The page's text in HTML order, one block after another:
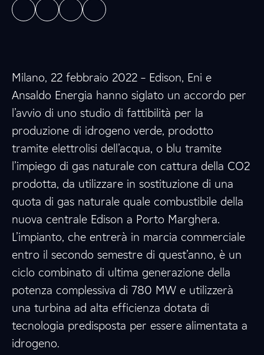
Milano, 22 febbraio 2022 – Edison, Eni e
Ansaldo Energia hanno siglato un accordo per
l’avvio di uno studio di fattibilità per la
produzione di idrogeno verde, prodotto
tramite elettrolisi dell’acqua, o blu tramite
l’impiego di gas naturale con cattura della CO2
prodotta, da utilizzare in sostituzione di una
quota di gas naturale quale combustibile della
nuova centrale Edison a Porto Marghera.
L’impianto, che entrerà in marcia commerciale
entro il secondo semestre di quest’anno, è un
ciclo combinato di ultima generazione della
potenza complessiva di 780 MW e utilizzerà
una turbina ad alta efficienza dotata di
tecnologia predisposta per essere alimentata a
idrogeno.